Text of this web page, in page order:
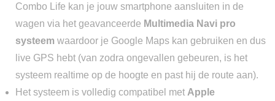
Combo Life kan je jouw smartphone aansluiten in de
wagen via het geavanceerde Multimedia Navi pro
systeem waardoor je Google Maps kan gebruiken en dus
live GPS hebt (van zodra ongevallen gebeuren, is het
systeem realtime op de hoogte en past hij de route aan).
Het systeem is volledig compatibel met Apple